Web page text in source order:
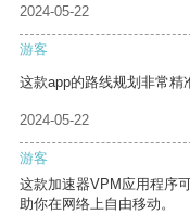
2024-05-22
游客
这款app的路线规划非常精
2024-05-22
游客
这款加速器VPM应用程序
助你在网络上自由移动。